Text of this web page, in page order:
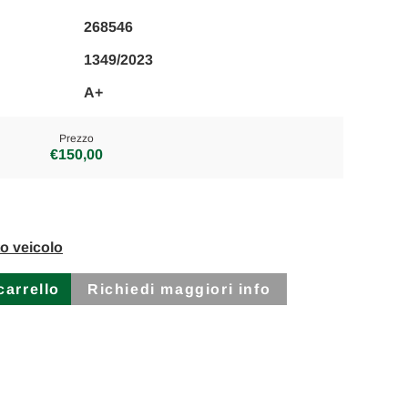
1349/2023
A+
268546
Prezzo
€150,00
veicolo
Richiedi maggiori info